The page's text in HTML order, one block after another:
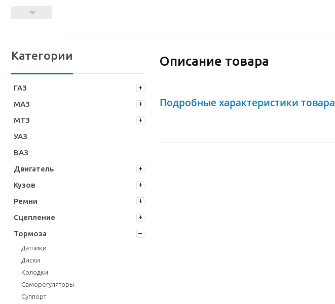
Категории
ГАЗ
МАЗ
МТЗ
УАЗ
ВАЗ
Двигатель
Кузов
Ремни
Сцепление
Тормоза
Датчики
Диски
Колодки
Саморегуляторы
Суппорт
Описание товара
Подробные характеристики товара